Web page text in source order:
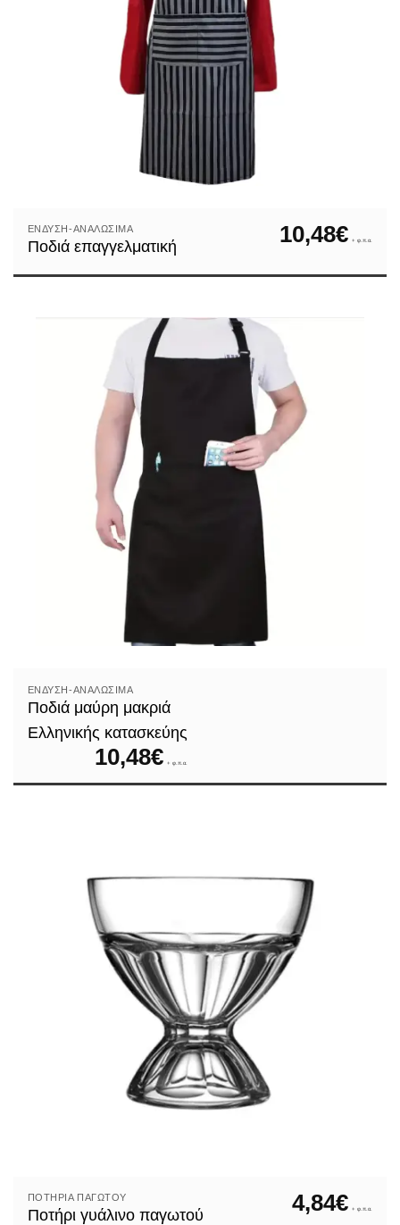
ΈΝΔΥΣΗ-ΑΝΑΛΏΣΙΜΑ
Ποδιά επαγγελματική 10,48€ + φ.π.α.
ΈΝΔΥΣΗ-ΑΝΑΛΏΣΙΜΑ
Ποδιά μαύρη μακριά
Ελληνικής κατασκεύης
10,48€ + φ.π.α.
ΠΟΤΉΡΙΑ ΠΑΓΩΤΟΎ
Ποτήρι γυάλινο παγωτού 4,84€ + φ.π.α.